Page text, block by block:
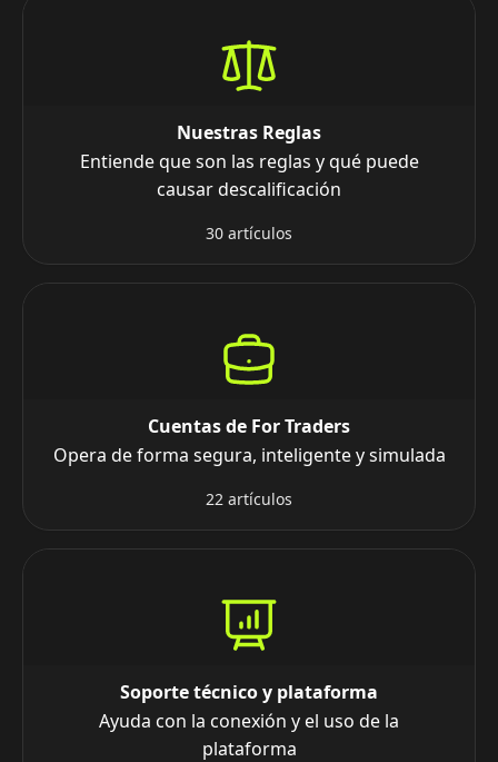
Nuestras Reglas
Entiende que son las reglas y qué puede
causar descalificación
30 artículos
Cuentas de For Traders
Opera de forma segura, inteligente y simulada
22 artículos
Soporte técnico y plataforma
Ayuda con la conexión y el uso de la
plataforma